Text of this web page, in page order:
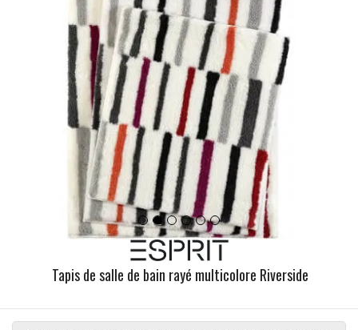
Tapis de salle de bain rayé multicolore Riverside